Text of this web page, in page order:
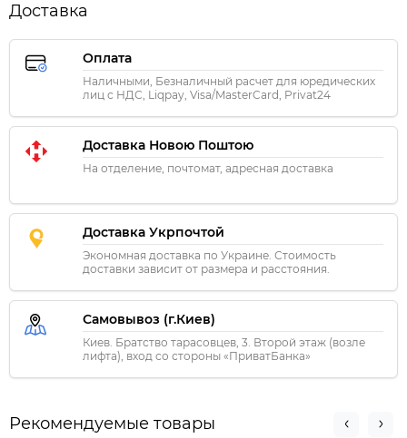
Доставка
Оплата
Наличными, Безналичный расчет для юредических
лиц с НДС, Liqpay, Visa/MasterCard, Privat24
Доставка Новою Поштою
На отделение, почтомат, адресная доставка
Доставка Укрпочтой
Экономная доставка по Украине. Стоимость
доставки зависит от размера и расстояния.
Самовывоз (г.Киев)
Киев. Братство тарасовцев, 3. Второй этаж (возле
лифта), вход со стороны «ПриватБанка»
Рекомендуемые товары